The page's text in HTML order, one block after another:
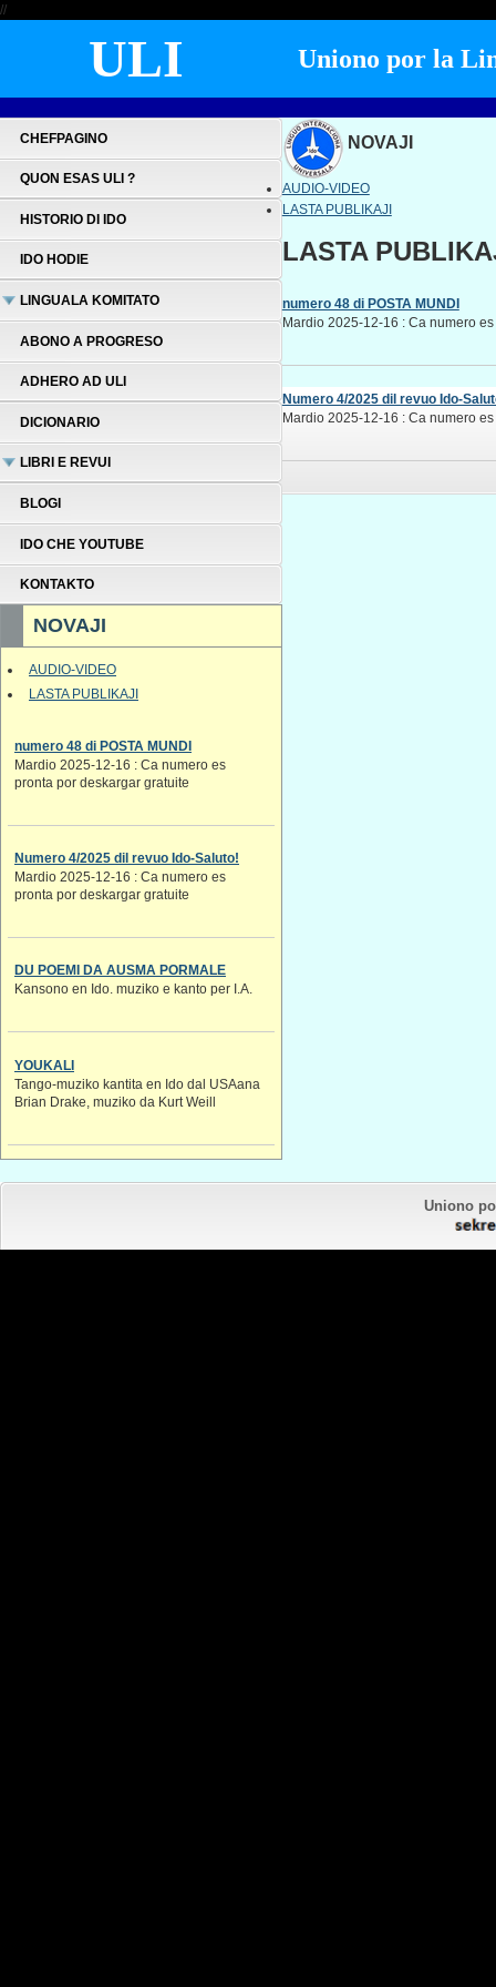
//
ULI Uniono por la
CHEFPAGINO
QUON ESAS ULI ?
HISTORIO DI IDO
IDO HODIE
LINGUALA KOMITATO
ABONO A PROGRESO
ADHERO AD ULI
DICIONARIO
LIBRI E REVUI
BLOGI
IDO CHE YOUTUBE
KONTAKTO
NOVAJI
AUDIO-VIDEO
LASTA PUBLIKAJI
numero 48 di POSTA MUNDI
Mardio 2025-12-16 : Ca numero es
pronta por deskargar gratuite
Numero 4/2025 dil revuo Ido-Saluto!
Mardio 2025-12-16 : Ca numero es
pronta por deskargar gratuite
DU POEMI DA AUSMA PORMALE
Kansono en Ido. muziko e kanto per I.A.
YOUKALI
Tango-muziko kantita en Ido dal USAana
Brian Drake, muziko da Kurt Weill
NOVAJI
AUDIO-VIDEO
LASTA PUBLIKAJI
LASTA
numero 48 di POSTA MUNDI
Mardio 2025-12-16 : Ca numero
Numero 4/2025 dil revuo Ido-
Mardio 2025-12-16 : Ca numero
Uniono